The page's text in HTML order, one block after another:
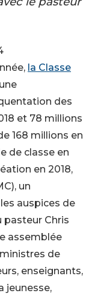
la Classe
des
et 78 millions
168 millions en
de classe en
en 2018,
un
auspices de
pasteur Chris
assemblée
de
enseignants,
jeunesse,